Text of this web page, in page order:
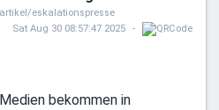
eskalationspresse
Sat Aug 30 08:57:47 2025
bekommen in